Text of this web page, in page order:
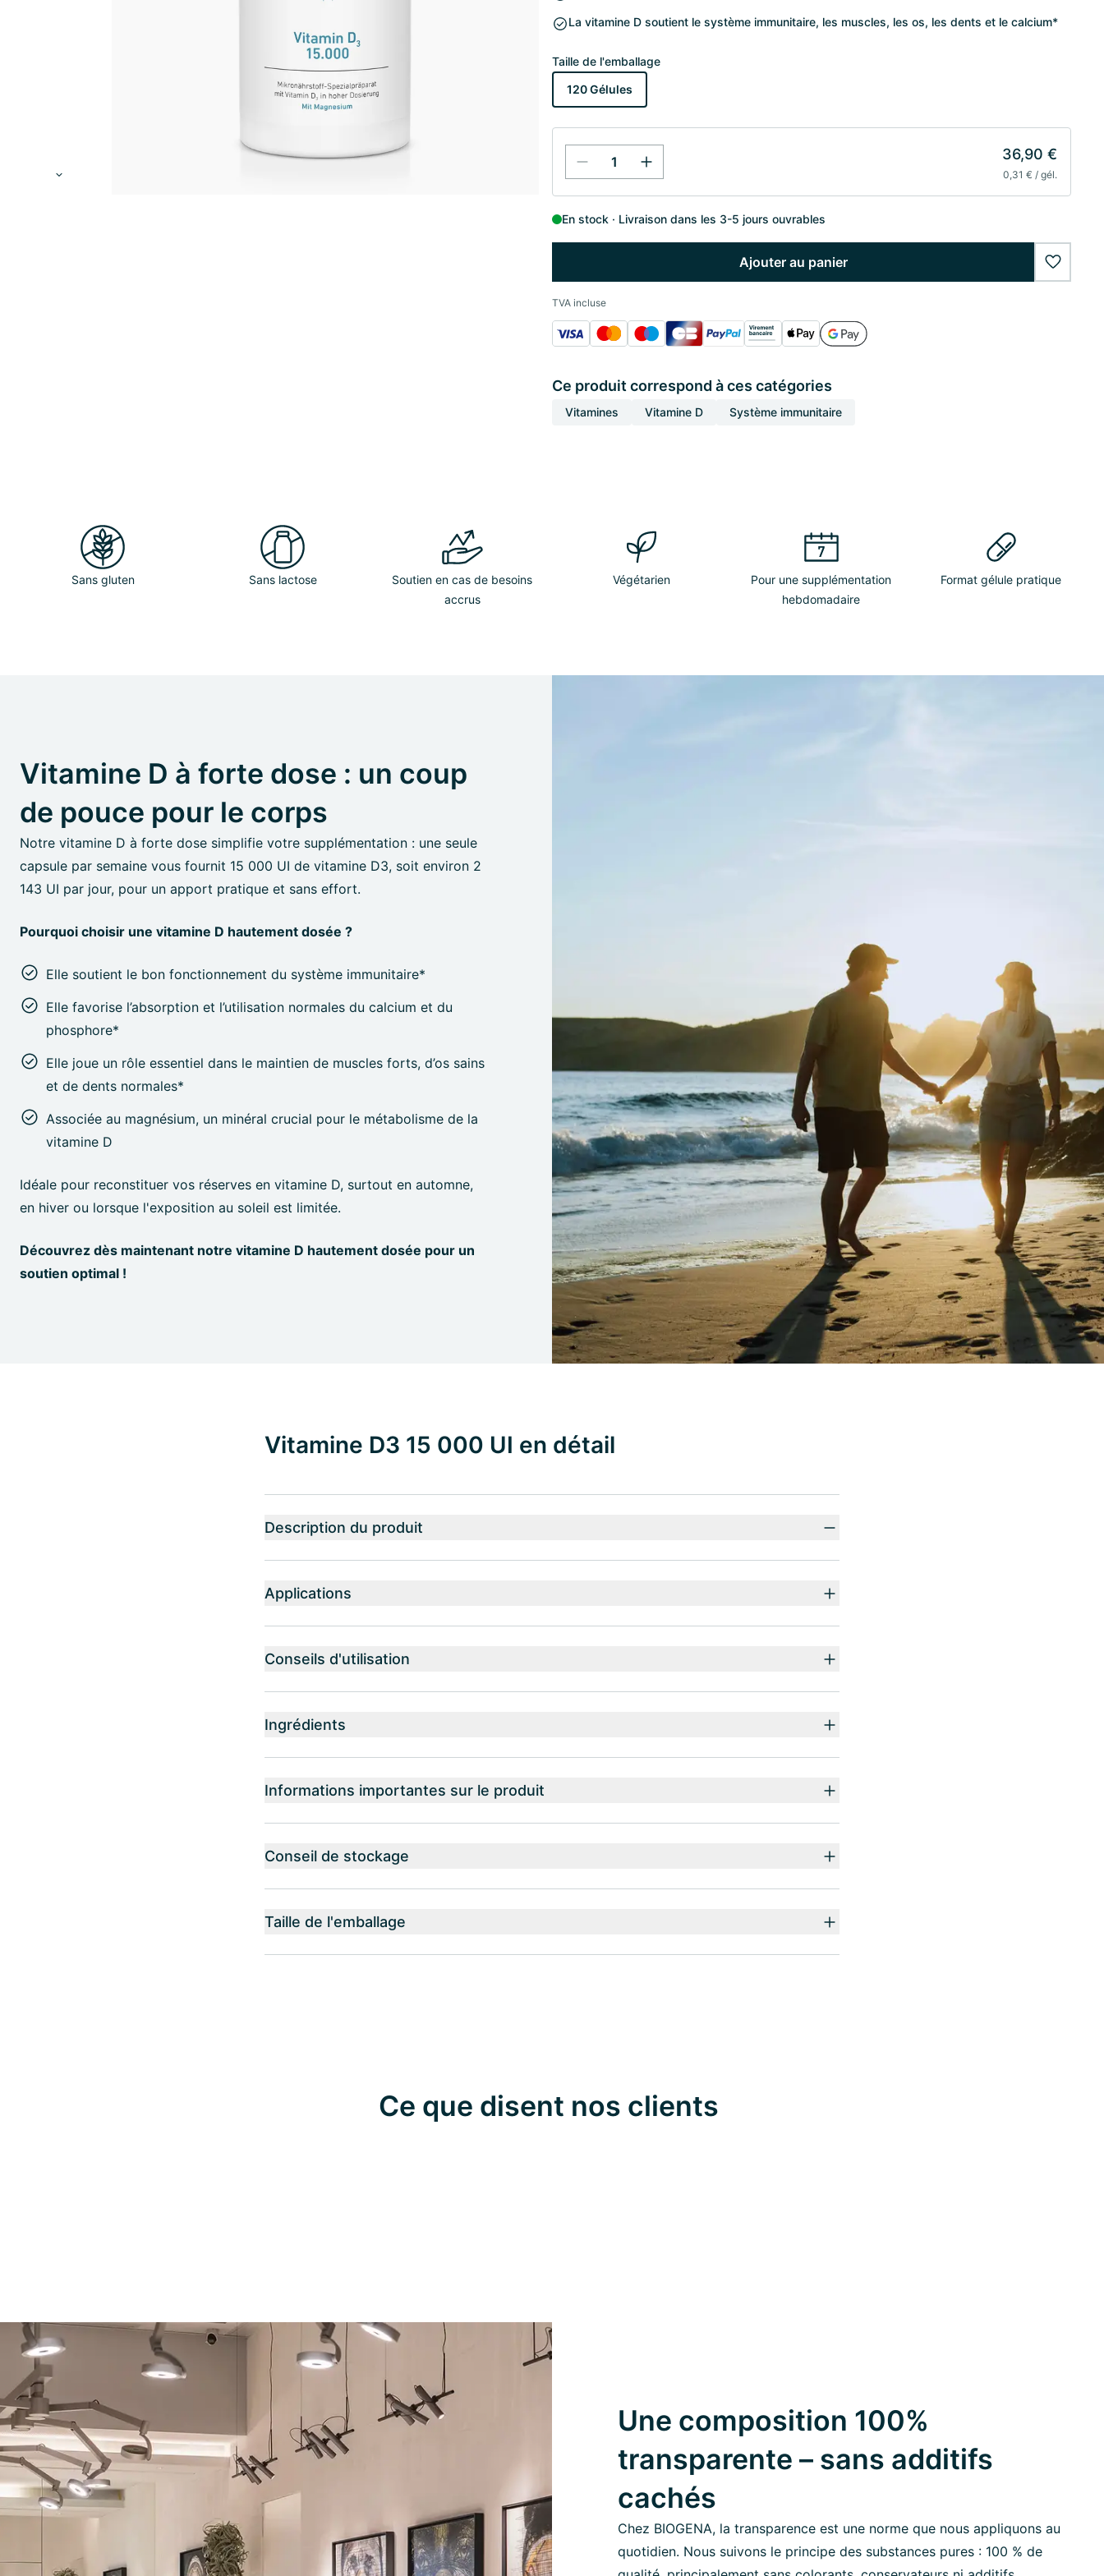
La vitamine D soutient le système immunitaire, les muscles, les os, les dents et le calcium*
Taille de l'emballage
120 Gélules
36,90 €
0,31 € / gél.
En stock Livraison dans les 3-5 jours ouvrables
Ajouter au panier
TVA incluse
Ce produit correspond à ces catégories
Vitamines Vitamine D Système immunitaire
Sans gluten Sans lactose
Soutien en cas de besoins
accrus
Végétarien
Pour une supplémentation
hebdomadaire
Format gélule pratique
Vitamine D à forte dose : un coup
de pouce pour le corps
Notre vitamine D à forte dose simplifie votre supplémentation : une seule
capsule par semaine vous fournit 15 000 UI de vitamine D3, soit environ 2
143 UI par jour, pour un apport pratique et sans effort.
Pourquoi choisir une vitamine D hautement dosée ?
Elle soutient le bon fonctionnement du système immunitaire*
Elle favorise l’absorption et l’utilisation normales du calcium et du
phosphore*
Elle joue un rôle essentiel dans le maintien de muscles forts, d’os sains
et de dents normales*
Associée au magnésium, un minéral crucial pour le métabolisme de la
vitamine D
Idéale pour reconstituer vos réserves en vitamine D, surtout en automne,
en hiver ou lorsque l'exposition au soleil est limitée.
Découvrez dès maintenant notre vitamine D hautement dosée pour un
soutien optimal !
Vitamine D3 15 000 UI en détail
Description du produit
Applications
Conseils d'utilisation
Ingrédients
Informations importantes sur le produit
Conseil de stockage
Taille de l'emballage
Ce que disent nos clients
Une composition 100%
transparente – sans additifs
cachés
Chez BIOGENA, la transparence est une norme que nous appliquons au
quotidien. Nous suivons le principe des substances pures : 100 % de